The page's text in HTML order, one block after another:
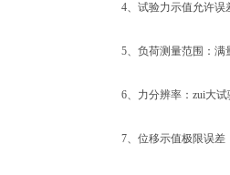
4、试验力示值允许误
5、负荷测量范围：满
6、力分辨率：zui大试
7、位移示值极限误差